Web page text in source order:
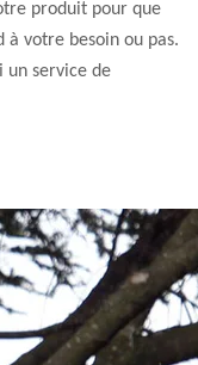
produit pour que
votre besoin ou pas.
un service de